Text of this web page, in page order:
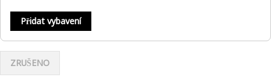
Přidat vybavení
ZRUŠENO